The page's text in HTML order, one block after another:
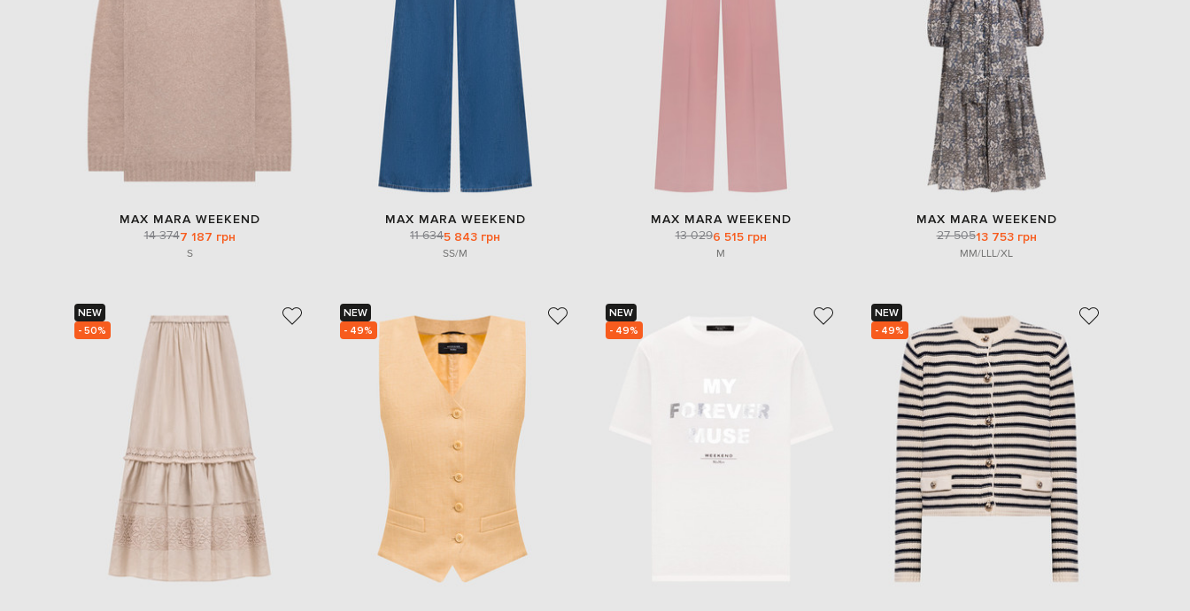
Hungary
Italy
Latvia
Lithuania
Luxembourg
MAX MARA WEEKEND
14 3747 187 грн
S
MAX MARA WEEKEND
11 6345 843 грн
SS/M
MAX MARA WEEKEND
13 0296 515 грн
M
MAX MARA WEEKEND
27 50513 753 грн
MM/LLL/XL
NEW
- 50%
NEW
- 49%
NEW
- 49%
NEW
- 49%